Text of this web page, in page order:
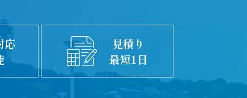
応
見積り
最短1日